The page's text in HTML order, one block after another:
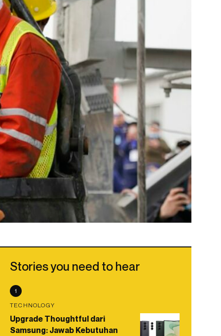
Stories you need to hear
1
TECHNOLOGY
Upgrade Thoughtful dari
Samsung: Jawab Kebutuhan